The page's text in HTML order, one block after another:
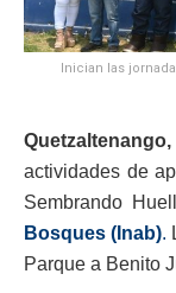
Inician las
actividades de
Sembrando
Bosques (Inab).
Parque a Benito